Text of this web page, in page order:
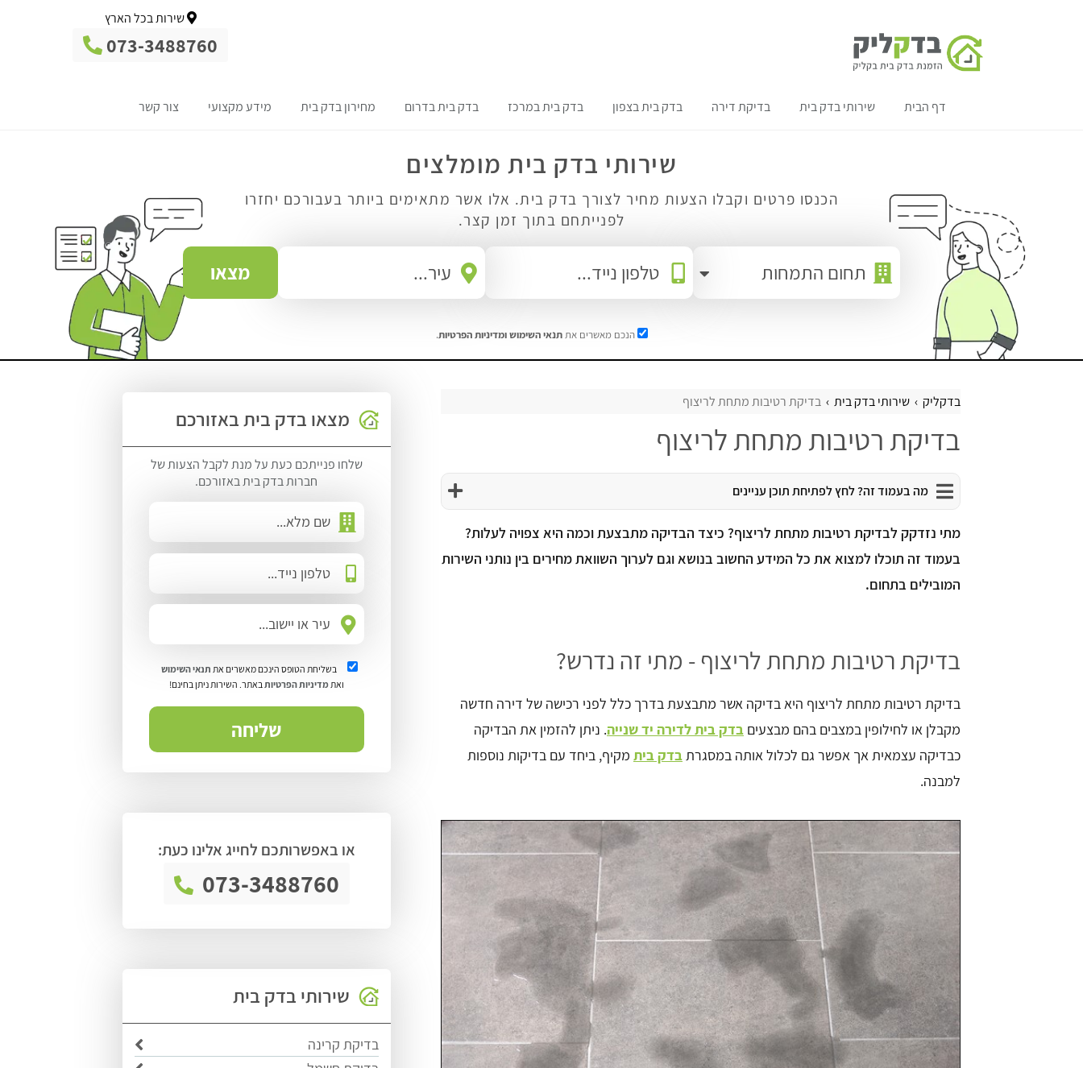
שירות בכל הארץ
073-3488760
דף הבית שירותי בדק בית בדיקת דירה בדק בית בצפון בדק בית במרכז בדק בית בדרום מחירון בדק בית מידע מקצועי צור קשר
שירותי בדק בית מומלצים
הכנסו פרטים וקבלו הצעות מחיר לצורך בדק בית. אלו אשר מתאימים ביותר בעבורכם יחזרו
לפנייתחם בתוך זמן קצר.
מצאו
הנכם מאשרים אתתנאי השימוש ומדיניות הפרטיות.
בדקליק שירותי בדק בית בדיקת רטיבות מתחת לריצוף
בדיקת רטיבות מתחת לריצוף
מה בעמוד זה? לחץ לפתיחת תוכן עניינים
מתי נזדקק לבדיקת רטיבות מתחת לריצוף? כיצד הבדיקה מתבצעת וכמה היא צפויה לעלות?
בעמוד זה תוכלו למצוא את כל המידע החשוב בנושא וגם לערוך השוואת מחירים בין נותני השירות
המובילים בתחום.
בדיקת רטיבות מתחת לריצוף - מתי זה נדרש?
בדיקת רטיבות מתחת לריצוף היא בדיקה אשר מתבצעת בדרך כלל לפני רכישה של דירה חדשה
מקבלן או לחילופין במצבים בהם מבצעים בדק בית לדירה יד שנייה. ניתן להזמין את הבדיקה
כבדיקה עצמאית אך אפשר גם לכלול אותה במסגרתבדק בית מקיף, ביחד עם בדיקות נוספות
למבנה.
מצאו בדק בית באזורכם
שלחו פנייתכם כעת על מנת לקבל הצעות של
חברות בדק בית באזורכם.
בשליחת הטופס הינכם מאשרים את תנאי השימוש
ואתמדיניות הפרטיותבאתר. השירות ניתן בחינם!
או באפשרותכם לחייג אלינו כעת:
073-3488760
שירותי בדק בית
בדיקת קרינה